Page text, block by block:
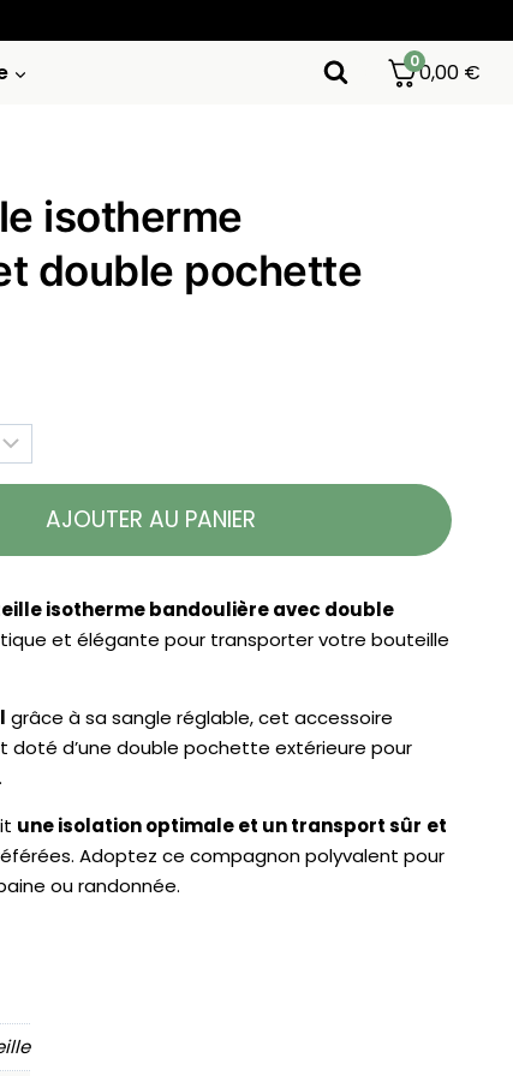
00,00 €
isotherme
double pochette
AJOUTER AU PANIER
isotherme bandoulière avec double
et élégante pour transporter votre bouteille
grâce à sa sangle réglable, cet accessoire
doté d’une double pochette extérieure pour
une isolation optimale et un transport sûr et
Adoptez ce compagnon polyvalent pour
ou randonnée.